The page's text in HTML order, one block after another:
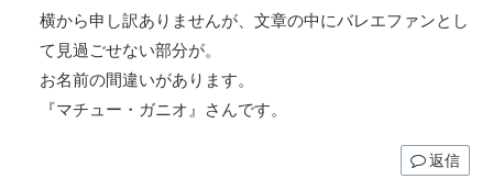
横から申し訳ありませんが、文章の中にバレエファンとし
て見過ごせない部分が。
お名前の間違いがあります。
『マチュー・ガニオ』さんです。
返信